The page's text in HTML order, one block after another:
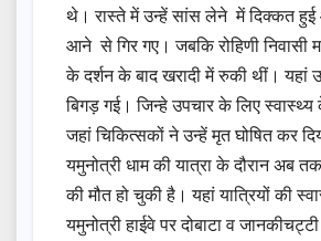
थे। रास्ते में उन्हें सांस लेने में दिक्कत
आने से गिर गए। जबकि रोहिणी निवासी
के दर्शन के बाद खरादी में रुकी थीं। यहां
बिगड़ गई। जिन्हे उपचार के लिए स्वास्थ्य
जहां चिकित्सकों ने उन्हें मृत घोषित कर
यमुनोत्री धाम की यात्रा के दौरान अब
की मौत हो चुकी है। यहां यात्रियों की
यमुनोत्री हाईवे पर दोबाटा व